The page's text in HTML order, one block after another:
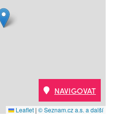
Leaflet | © Seznam.cz a.s. a další
NAVIGOVAT